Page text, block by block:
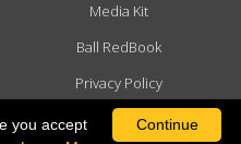
Media Kit
Ball RedBook
Privacy Policy
Terms & Conditions
Continue
you accept